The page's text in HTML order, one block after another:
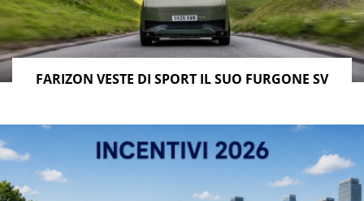
FARIZON VESTE DI SPORT IL SUO FURGONE SV